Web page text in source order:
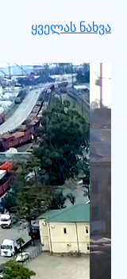
ყველას ნახვა